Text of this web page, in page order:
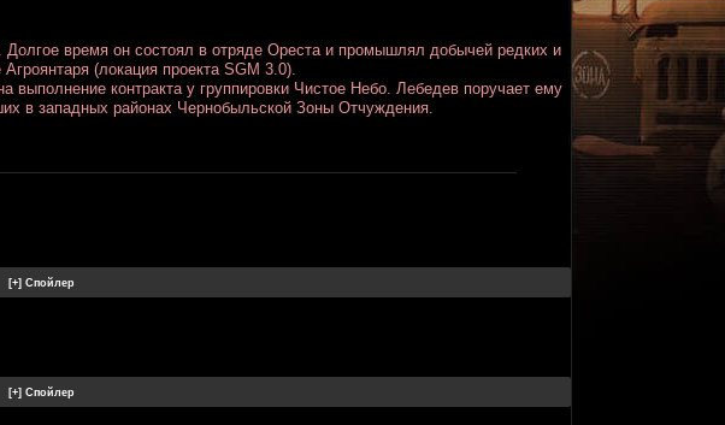
время он состоял в отряде Ореста и промышлял добычей редких и
(локация проекта SGM 3.0).
контракта у группировки Чистое Небо. Лебедев поручает ему
в западных районах Чернобыльской Зоны Отчуждения.